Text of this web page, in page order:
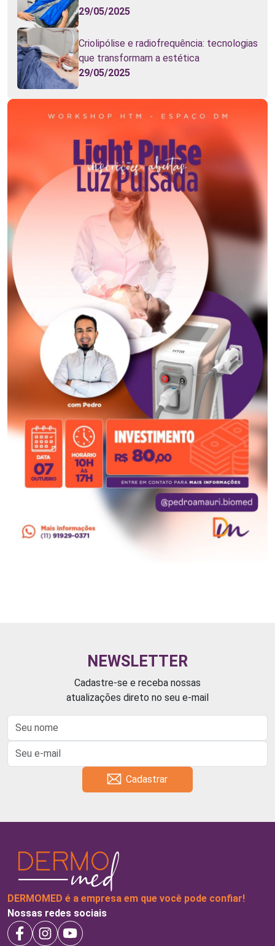
29/05/2025
Criolipólise e radiofrequência: tecnologias
que transformam a estética
29/05/2025
NEWSLETTER
Cadastre-se e receba nossas
atualizações direto no seu e-mail
Cadastrar
DERMOMED é a empresa em que você pode confiar!
Nossas redes sociais